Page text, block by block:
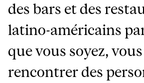
des bars et des
latino-américains
que vous soyez,
rencontrer des